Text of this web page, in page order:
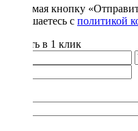
Нажимая кнопку
соглашаетесь с политикой
Купить в 1 клик